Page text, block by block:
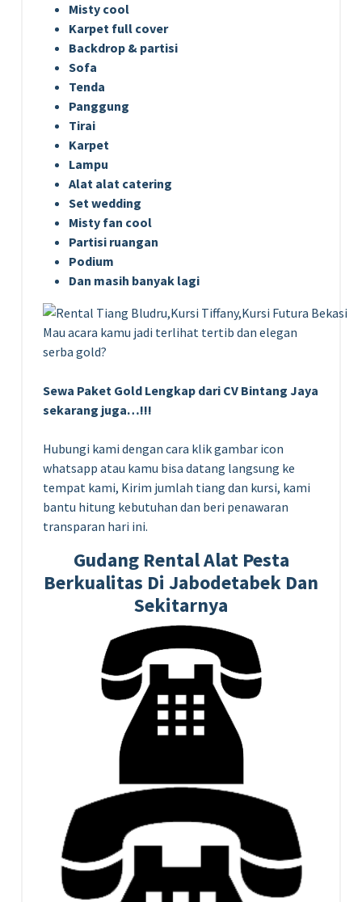
Misty cool
Karpet full cover
Backdrop & partisi
Sofa
Tenda
Panggung
Tirai
Karpet
Lampu
Alat alat catering
Set wedding
Misty fan cool
Partisi ruangan
Podium
Dan masih banyak lagi
Mau acara kamu jadi terlihat tertib dan elegan
serba gold?
Sewa Paket Gold Lengkap dari CV Bintang Jaya
sekarang juga…!!!
Hubungi kami dengan cara klik gambar icon
whatsapp atau kamu bisa datang langsung ke
tempat kami, Kirim jumlah tiang dan kursi, kami
bantu hitung kebutuhan dan beri penawaran
transparan hari ini.
Gudang Rental Alat Pesta
Berkualitas Di Jabodetabek Dan
Sekitarnya